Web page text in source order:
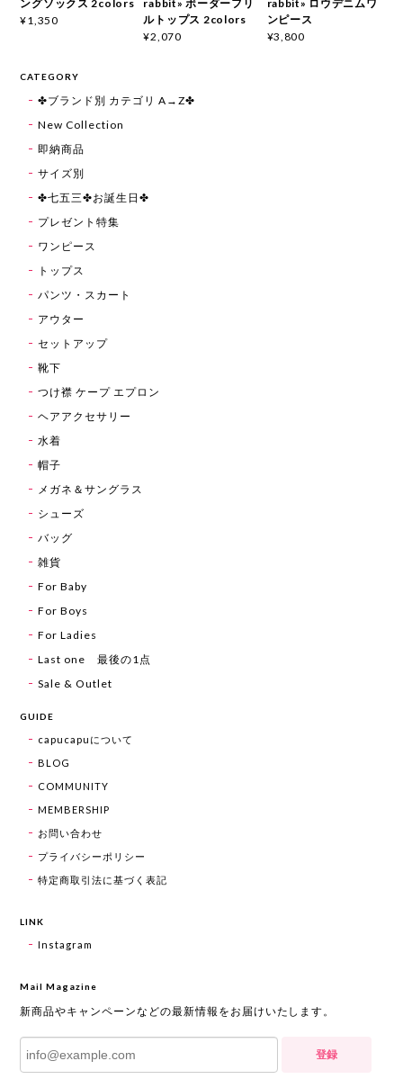
ングソックス 2colors
¥1,350
rabbit» ボーダーフリ
ルトップス 2colors
¥2,070
rabbit» ロウデニムワ
ンピース
¥3,800
CATEGORY
✤ブランド別 カテゴリ A→Z✤
New Collection
即納商品
サイズ別
✤七五三✤お誕生日✤
プレゼント特集
ワンピース
トップス
パンツ・スカート
アウター
セットアップ
靴下
つけ襟 ケープ エプロン
ヘアアクセサリー
水着
帽子
メガネ＆サングラス
シューズ
バッグ
雑貨
For Baby
For Boys
For Ladies
Last one 最後の1点
Sale & Outlet
GUIDE
capucapuについて
BLOG
COMMUNITY
MEMBERSHIP
お問い合わせ
プライバシーポリシー
特定商取引法に基づく表記
LINK
Instagram
Mail Magazine
新商品やキャンペーンなどの最新情報をお届けいたします。
登録